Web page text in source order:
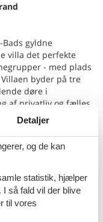
gyldne
villa det perfekte
- med plads
byder på tre
døre i
af privatliv og fælles
fuldt udstyret
tre
familiedetaljer
og endda en
indhegnede have
fuldt lukkede
sol, mens
Bad byder
Detaljer
og de kan
statistik, hjælper
I så fald vil der blive
til vores